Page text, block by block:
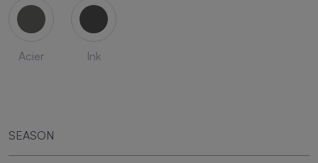
Acier Ink
SEASON